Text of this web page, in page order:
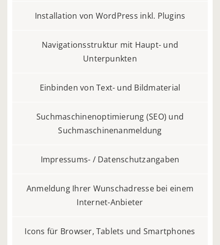
Installation von WordPress inkl. Plugins
Navigationsstruktur mit Haupt- und
Unterpunkten
Einbinden von Text- und Bildmaterial
Suchmaschinenoptimierung (SEO) und
Suchmaschinenanmeldung
Impressums- / Datenschutzangaben
Anmeldung Ihrer Wunschadresse bei einem
Internet-Anbieter
Icons für Browser, Tablets und Smartphones